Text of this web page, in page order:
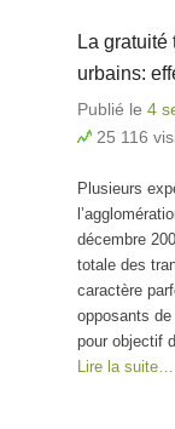
La
urbains:
Publié le 4
25 116
Plusieurs
décembre
totale des
caractère
opposants
pour objectif
Lire la suite…